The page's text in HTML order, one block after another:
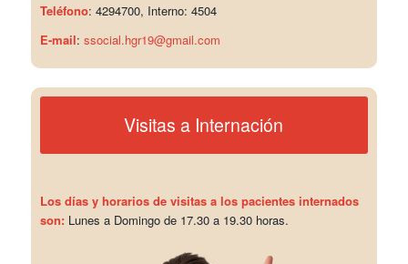
Teléfono: 4294700, Interno: 4504
E-mail: ssocial.hgr19@gmail.com
Visitas a Internación
Los días y horarios de visitas a los pacientes internados
son: Lunes a Domingo de 17.30 a 19.30 horas.